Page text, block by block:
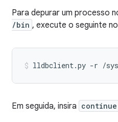
Para depurar um processo
/bin , execute o seguinte
Em seguida, insira continue